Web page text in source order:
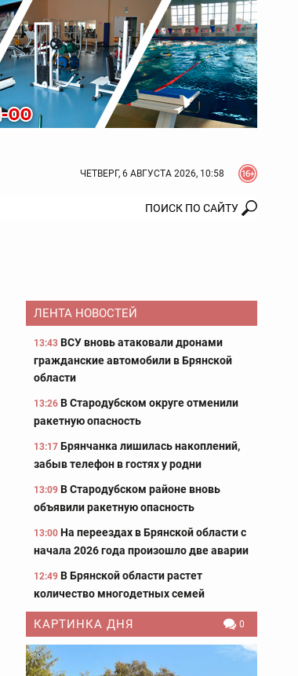
ЧЕТВЕРГ, 6 АВГУСТА 2026, 10:58
ЛЕНТА НОВОСТЕЙ
13:43 ВСУ вновь атаковали дронами
гражданские автомобили в Брянской
области
13:26 В Стародубском округе отменили
ракетную опасность
13:17 Брянчанка лишилась накоплений,
забыв телефон в гостях у родни
13:09 В Стародубском районе вновь
объявили ракетную опасность
13:00 На переездах в Брянской области с
начала 2026 года произошло две аварии
12:49 В Брянской области растет
количество многодетных семей
КАРТИНКА ДНЯ 0